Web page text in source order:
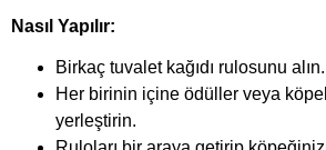
Nasıl Yapılır:
Birkaç tuvalet kağıdı rulosunu alın.
Her birinin içine ödüller veya
yerleştirin.